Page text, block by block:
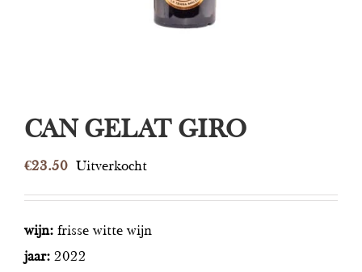
CAN GELAT GIRO
€23.50 Uitverkocht
wijn: frisse witte wijn
jaar: 2022